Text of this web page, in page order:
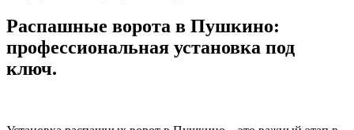
Распашные ворота в Пушкино:
профессиональная установка под
ключ.